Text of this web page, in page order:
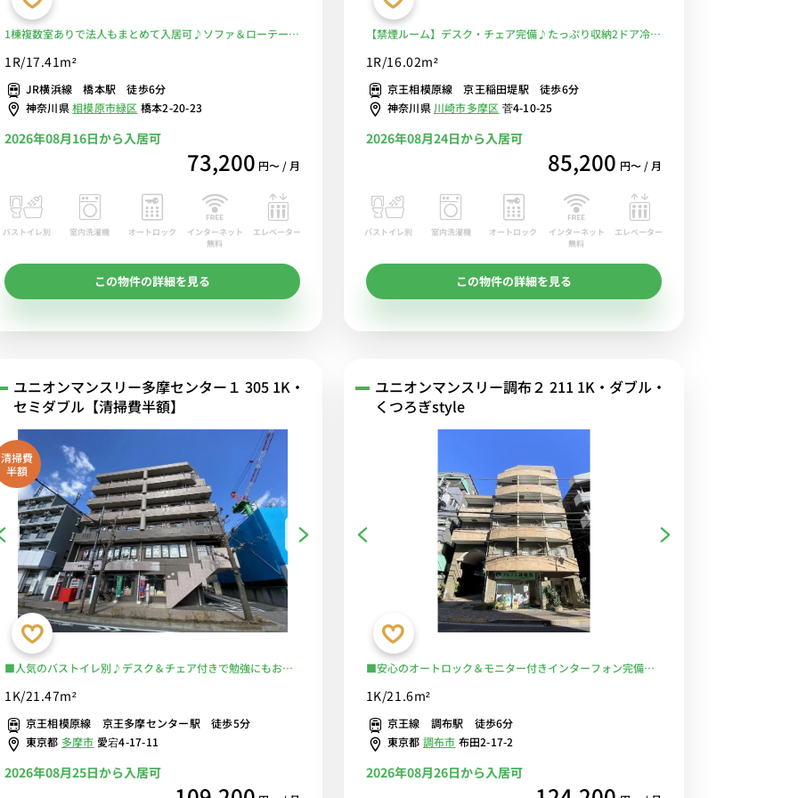
1棟複数室ありで法人もまとめて入居可♪ソファ＆ローテーブ
横浜線、相模線、京王相模原線の３路線の利用が可能/新宿、
新横浜まで乗換なしでアクセス可能■選べるWi-Fi格安レンタ
ル中！
1R/17.41m²
JR横浜線 橋本駅 徒歩6分
神奈川県相模原市緑区 橋本2-20-23
2026年08月16日から入居可
73,200 円〜 / 月
バストイレ別 室内洗濯機 オートロック
インターネット
無料
エレベーター
この物件の詳細を見る
【禁煙ルーム】デスク・チェア完備♪たっぷり収納2ドア冷蔵
まで営業のスーパー・京王ストアやまいばすけっとがあるの
で仕事帰りの買い物にも便利■選べるWi-Fi格安レンタル中！
1R/16.02m²
京王相模原線 京王稲田堤駅 徒歩6分
神奈川県 川崎市多摩区 菅4-10-25
2026年08月24日から入居可
85,200 円〜 / 月
バストイレ別 室内洗濯機 オートロック
インターネット
無料
エレベーター
この物件の詳細を見る
ユニオンマンスリー多摩センター１ 305 1K・
セミダブル【清掃費半額】
清掃費
半額
■人気のバストイレ別♪デスク＆チェア付きで勉強にもおす
「多摩センター駅」徒歩5分/多摩都市モノレールも乗り入れ
ていて多数の路線が利用可能■選べるWi-Fi格安レンタル中！
1K/21.47m²
京王相模原線 京王多摩センター駅 徒歩5分
東京都 多摩市 愛宕4-17-11
2026年08月25日から入居可
ユニオンマンスリー調布２ 211 1K・ダブル・
くつろぎstyle
■安心のオートロック＆モニター付きインターフォン完備♪
納できる２ドア冷蔵庫♪■京王線「布田駅」徒歩3分/新宿・
橋本・京王八王子まで乗換なし/コンビニ至近■選べるWi-Fi
格安レンタル中！
1K/21.6m²
京王線 調布駅 徒歩6分
東京都 調布市 布田2-17-2
2026年08月26日から入居可